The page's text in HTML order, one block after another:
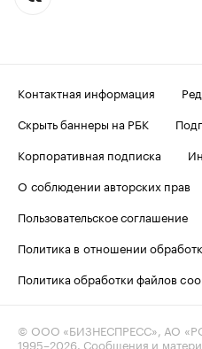
Контактная информация
Скрыть баннеры на РБК
Корпоративная подписка
О соблюдении авторских прав
Пользовательское соглашение
Политика в отношении
Политика обработки файлов
© ООО «БИЗНЕСПРЕСС», АО
1995–2026 . Сообщения и